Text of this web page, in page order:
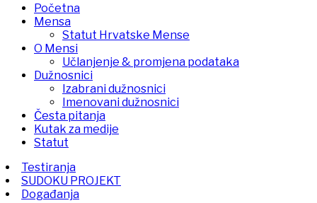
Početna
Mensa
Statut Hrvatske Mense
O Mensi
Učlanjenje & promjena podataka
Dužnosnici
Izabrani dužnosnici
Imenovani dužnosnici
Česta pitanja
Kutak za medije
Statut
Testiranja
SUDOKU PROJEKT
Događanja